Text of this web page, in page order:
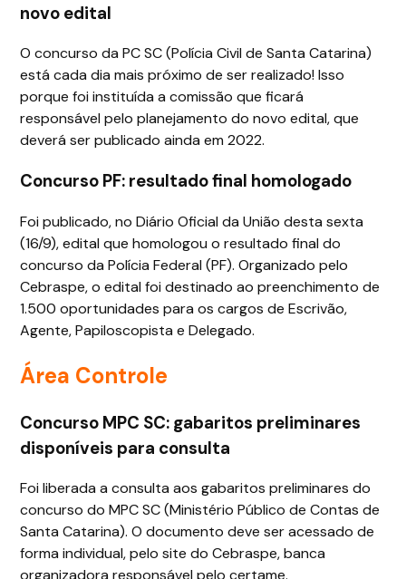
novo edital
O concurso da PC SC (Polícia Civil de Santa Catarina)
está cada dia mais próximo de ser realizado! Isso
porque foi instituída a comissão que ficará
responsável pelo planejamento do novo edital, que
deverá ser publicado ainda em 2022.
Concurso PF: resultado final homologado
Foi publicado, no Diário Oficial da União desta sexta
(16/9), edital que homologou o resultado final do
concurso da Polícia Federal (PF). Organizado pelo
Cebraspe, o edital foi destinado ao preenchimento de
1.500 oportunidades para os cargos de Escrivão,
Agente, Papiloscopista e Delegado.
Área Controle
Concurso MPC SC: gabaritos preliminares
disponíveis para consulta
Foi liberada a consulta aos gabaritos preliminares do
concurso do MPC SC (Ministério Público de Contas de
Santa Catarina). O documento deve ser acessado de
forma individual, pelo site do Cebraspe, banca
organizadora responsável pelo certame.